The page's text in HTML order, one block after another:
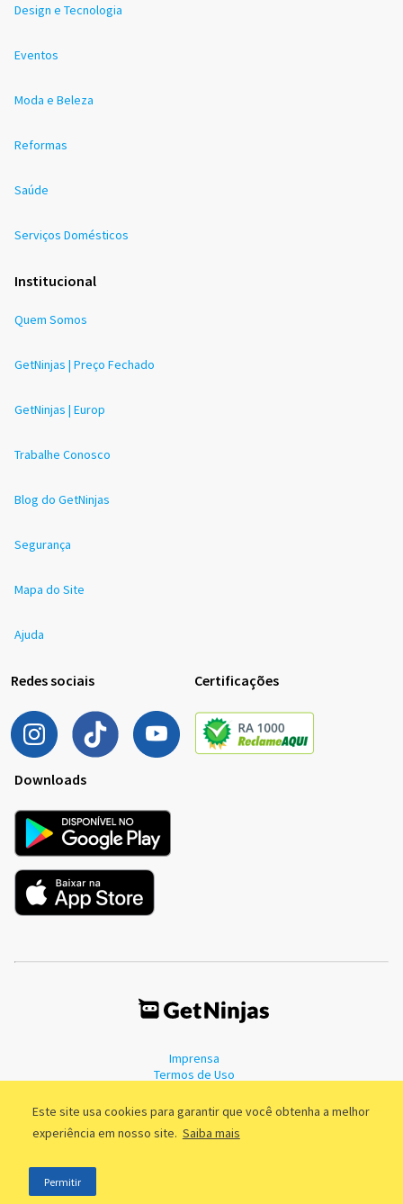
Este site usa cookies para garantir que você obtenha a melhor
experiência em nosso site. Saiba mais
Permitir
Design e Tecnologia
Eventos
Moda e Beleza
Reformas
Saúde
Serviços Domésticos
Institucional
Quem Somos
GetNinjas | Preço Fechado
GetNinjas | Europ
Trabalhe Conosco
Blog do GetNinjas
Segurança
Mapa do Site
Ajuda
Redes sociais Certificações
Downloads
Imprensa
Termos de Uso
©2011 - 2026, GetNinjas LTDA. CNPJ 55.744.877/0001-89 - Rua Dr.
Fernandes Coelho, 85 - 3º andar - São Paulo/SP - Brasil